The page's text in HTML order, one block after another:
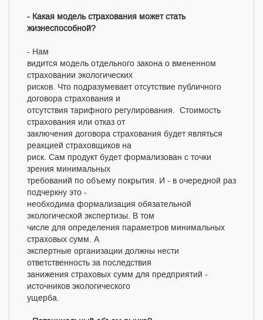
- Какая модель страхования может стать
жизнеспособной?
- Нам
видится модель отдельного закона о вмененном
страховании экологических
рисков. Что подразумевает отсутствие публичного
договора страхования и
отсутствия тарифного регулирования. Стоимость
страхования или отказ от
заключения договора страхования будет являться
реакцией страховщиков на
риск. Сам продукт будет формализован с точки
зрения минимальных
требований по объему покрытия. И - в очередной раз
подчеркну это -
необходима формализация обязательной
экологической экспертизы. В том
числе для определения параметров минимальных
страховых сумм. А
экспертные организации должны нести
ответственность за последствия
занижения страховых сумм для предприятий -
источников экологического
ущерба.